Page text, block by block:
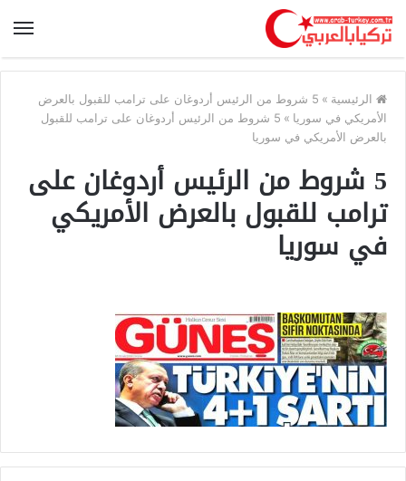
الرئيسية »
5 شروط من الرئيس أردوغان على ترامب للقبول بالعرض
الأمريكي في سوريا »
5 شروط من الرئيس أردوغان على ترامب للقبول
بالعرض الأمريكي في سوريا
5 شروط من الرئيس أردوغان على
ترامب للقبول بالعرض الأمريكي
في سوريا